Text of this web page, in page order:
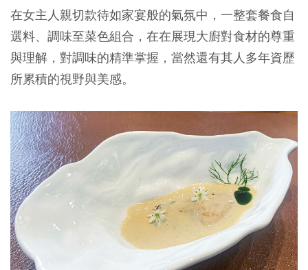
在女主人親切款待如家宴般的氣氛中，一整套餐食自
選料、調味至菜色組合，在在展現大廚對食材的尊重
與理解，對調味的精準掌握，當然還有其人多年資歷
所累積的視野與美感。